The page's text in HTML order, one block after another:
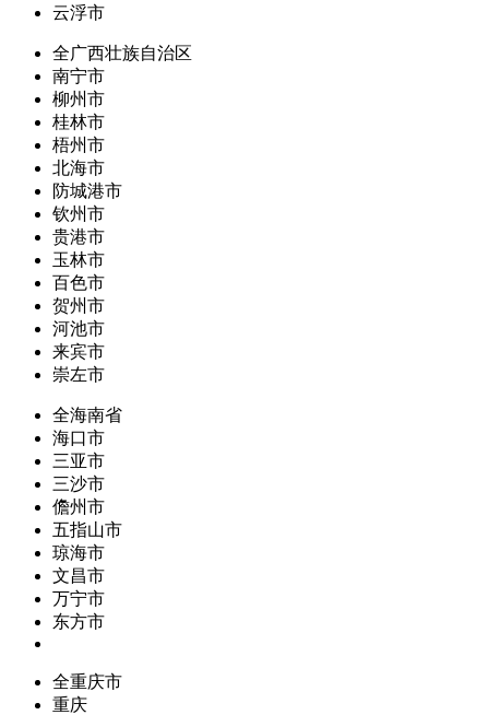
云浮市
全广西壮族自治区
南宁市
柳州市
桂林市
梧州市
北海市
防城港市
钦州市
贵港市
玉林市
百色市
贺州市
河池市
来宾市
崇左市
全海南省
海口市
三亚市
三沙市
儋州市
五指山市
琼海市
文昌市
万宁市
东方市
全重庆市
重庆